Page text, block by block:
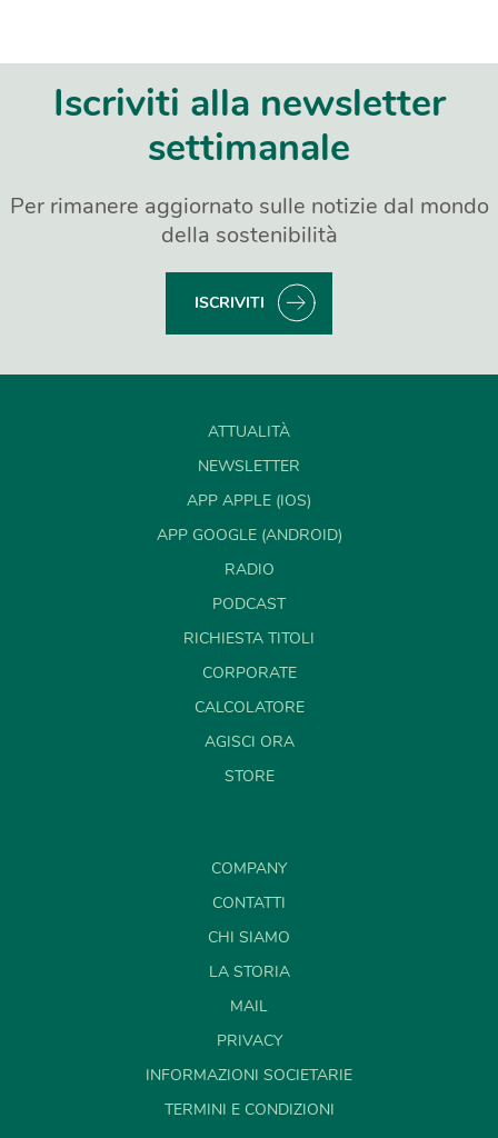
Iscriviti alla newsletter
settimanale
Per rimanere aggiornato sulle notizie dal mondo
della sostenibilità
ISCRIVITI
ATTUALITÀ
NEWSLETTER
APP APPLE (IOS)
APP GOOGLE (ANDROID)
RADIO
PODCAST
RICHIESTA TITOLI
CORPORATE
CALCOLATORE
AGISCI ORA
STORE
COMPANY
CONTATTI
CHI SIAMO
LA STORIA
MAIL
PRIVACY
INFORMAZIONI SOCIETARIE
TERMINI E CONDIZIONI